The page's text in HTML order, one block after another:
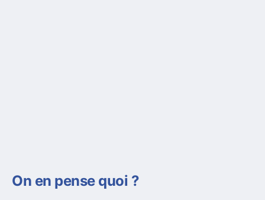
On en pense quoi ?